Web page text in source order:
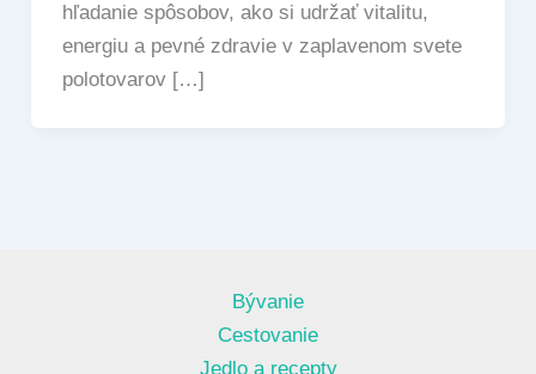
hľadanie spôsobov, ako si udržať vitalitu,
energiu a pevné zdravie v zaplavenom svete
polotovarov […]
Bývanie
Cestovanie
Jedlo a recepty